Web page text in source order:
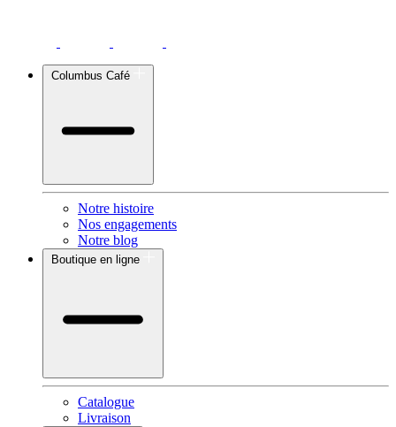
Columbus Café
Notre histoire
Nos engagements
Notre blog
Boutique en ligne
Catalogue
Livraison